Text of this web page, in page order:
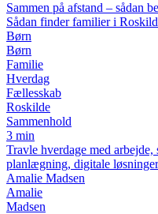
Sammen på afstand – sådan
Sådan finder familier i
Børn
Børn
Familie
Hverdag
Fællesskab
Roskilde
Sammenhold
3 min
Travle hverdage med
planlægning, digitale
Amalie Madsen
Amalie
Madsen